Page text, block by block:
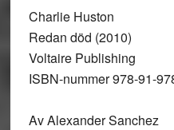
Charlie Huston
Redan död (2010)
Voltaire Publishing
ISBN-nummer 978-91-
Av Alexander Sanchez